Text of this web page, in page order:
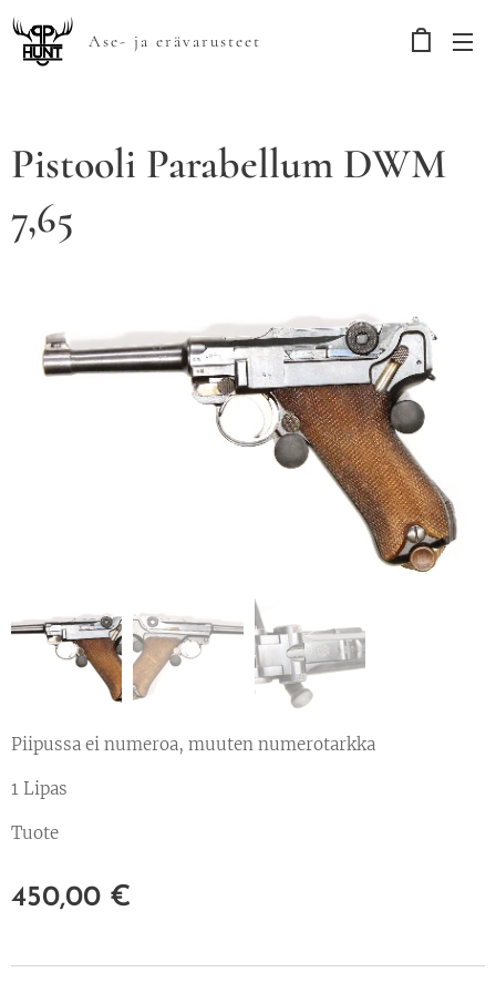
Ase- ja erävarusteet
Pistooli Parabellum DWM
7,65
Piipussa ei numeroa, muuten numerotarkka
1 Lipas
Tuote
450,00 €